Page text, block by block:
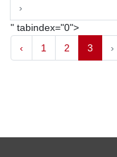
›
" tabindex="0">
‹
1 2 3 ›